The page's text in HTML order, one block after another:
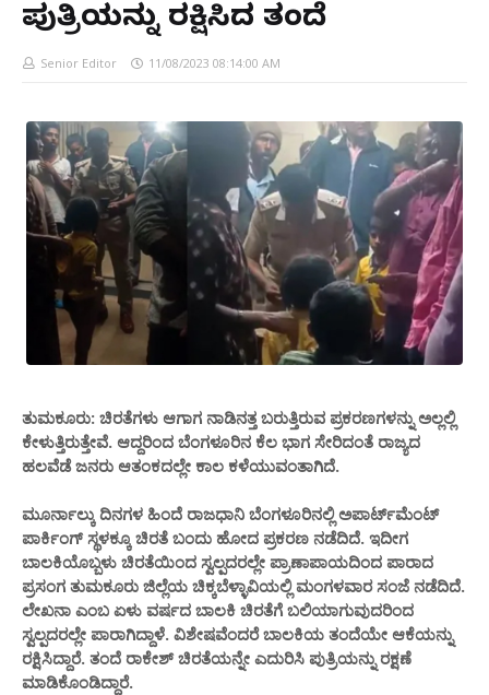
ಪುತ್ರಿಯನ್ನು ರಕ್ಷಿಸಿದ ತಂದೆ
Senior Editor 11/08/2023 08:14:00 AM
ತುಮಕೂರು: ಚಿರತೆಗಳು ಆಗಾಗ ನಾಡಿನತ್ತ ಬರುತ್ತಿರುವ ಪ್ರಕರಣಗಳನ್ನು ಅಲ್ಲಲ್ಲಿ
ಕೇಳುತ್ತಿರುತ್ತೇವೆ. ಆದ್ದರಿಂದ ಬೆಂಗಳೂರಿನ ಕೆಲ ಭಾಗ ಸೇರಿದಂತೆ ರಾಜ್ಯದ
ಹಲವೆಡೆ ಜನರು ಆತಂಕದಲ್ಲೇ ಕಾಲ ಕಳೆಯುವಂತಾಗಿದೆ.
ಮೂರ್ನಾಲ್ಕು ದಿನಗಳ ಹಿಂದೆ ರಾಜಧಾನಿ ಬೆಂಗಳೂರಿನಲ್ಲಿ ಅಪಾರ್ಟ್​ಮೆಂಟ್
ಪಾರ್ಕಿಂಗ್ ಸ್ಥಳಕ್ಕೂ ಚಿರತೆ ಬಂದು ಹೋದ ಪ್ರಕರಣ ನಡೆದಿದೆ. ಇದೀಗ
ಬಾಲಕಿಯೊಬ್ಬಳು ಚಿರತೆಯಿಂದ ಸ್ವಲ್ಪದರಲ್ಲೇ ಪ್ರಾಣಾಪಾಯದಿಂದ ಪಾರಾದ
ಪ್ರಸಂಗ ತುಮಕೂರು ಜಿಲ್ಲೆಯ ಚಿಕ್ಕಬೆಳ್ಳಾವಿಯಲ್ಲಿ ಮಂಗಳವಾರ ಸಂಜೆ ನಡೆದಿದೆ.
ಲೇಖನಾ ಎಂಬ ಏಳು ವರ್ಷದ ಬಾಲಕಿ ಚಿರತೆಗೆ ಬಲಿಯಾಗುವುದರಿಂದ
ಸ್ವಲ್ಪದರಲ್ಲೇ ಪಾರಾಗಿದ್ದಾಳೆ. ವಿಶೇಷವೆಂದರೆ ಬಾಲಕಿಯ ತಂದೆಯೇ ಆಕೆಯನ್ನು
ರಕ್ಷಿಸಿದ್ದಾರೆ. ತಂದೆ ರಾಕೇಶ್ ಚಿರತೆಯನ್ನೇ ಎದುರಿಸಿ ಪುತ್ರಿಯನ್ನು ರಕ್ಷಣೆ
ಮಾಡಿಕೊಂಡಿದ್ದಾರೆ.